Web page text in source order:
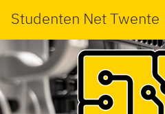
Studenten Net Twente